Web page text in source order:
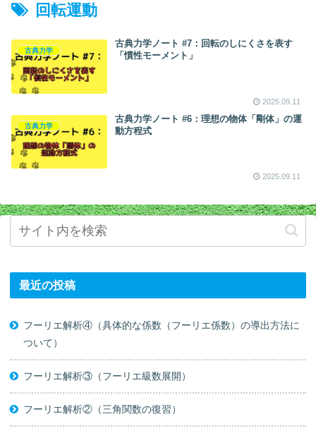
回転運動
古典力学
古典力学ノート #7：回転のしにくさを表す
「慣性モーメント」
2025.09.11
古典力学
古典力学ノート #6：理想の物体「剛体」の運
動方程式
2025.09.11
最近の投稿
フーリエ解析④（具体的な係数（フーリエ係数）の導出方法に
ついて）
フーリエ解析③（フーリエ級数展開）
フーリエ解析②（三角関数の復習）